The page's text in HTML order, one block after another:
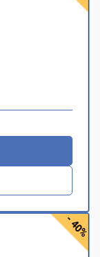
- 40%